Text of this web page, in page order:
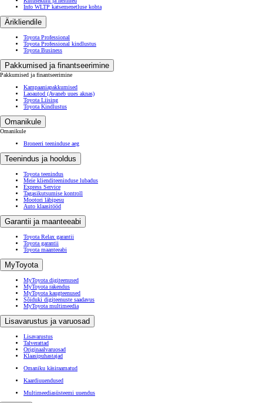
Info WLTP katsemenetluse kohta
Ärikliendile
Toyota Professional
Toyota Professional kindlustus
Toyota Business
Pakkumised ja finantseerimine
Pakkumised ja finantseerimine
Kampaaniapakkumised
Laoautod (Avaneb uues aknas)
Toyota Liising
Toyota Kindlustus
Omanikule
Omanikule
Broneeri teeninduse aeg
Teenindus ja hooldus
Toyota teenindus
Meie klienditeeninduse lubadus
Express Service
Tagasikutsumise kontroll
Mootori läbipesu
Auto klaasitööd
Garantii ja maanteeabi
Toyota Relax garantii
Toyota garantii
Toyota maanteeabi
MyToyota
MyToyota digiteenused
MyToyota rakendus
MyToyota kaugteenused
Sõiduki digiteenuste saadavus
MyToyota multimeedia
Lisavarustus ja varuosad
Lisavarustus
Talverattad
Originaalvaruosad
Klaasipuhastajad
Omaniku käsiraamatud
Kaardiuuendused
Multimeediasüsteemi uuendus